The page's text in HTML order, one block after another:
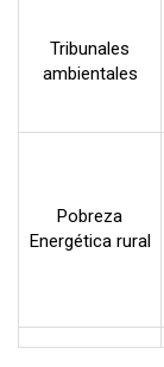
Tribunales
ambientales
Pobreza
Energética rural